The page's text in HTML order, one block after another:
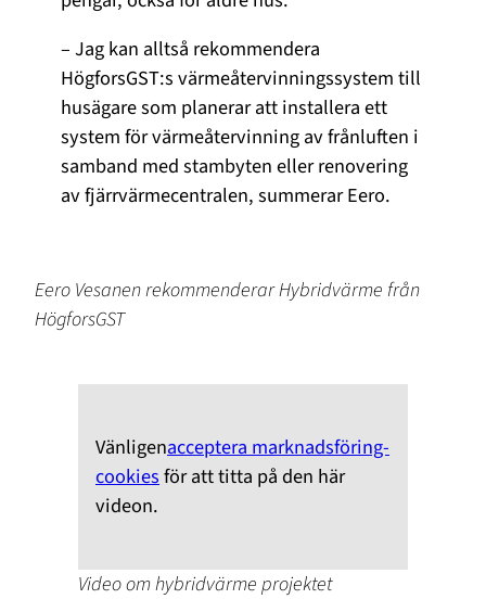
– Jag kan alltså rekommendera
HögforsGST:s värmeåtervinningssystem till
husägare som planerar att installera ett
system för värmeåtervinning av frånluften i
samband med stambyten eller renovering
av fjärrvärmecentralen, summerar Eero.
Eero Vesanen rekommenderar Hybridvärme från
HögforsGST
Vänligenacceptera marknadsföring-
cookiesför att titta på den här
videon.
Video om hybridvärme projektet